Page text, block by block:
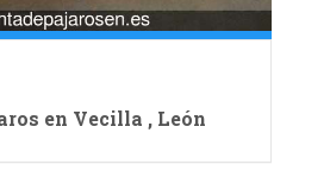
en Vecilla , León